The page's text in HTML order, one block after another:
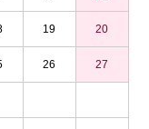
19 20
26 27